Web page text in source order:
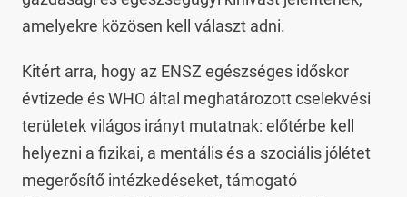
amelyekre közösen kell választ adni.
Kitért arra, hogy az ENSZ egészséges időskor
évtizede és WHO által meghatározott cselekvési
területek világos irányt mutatnak: előtérbe kell
helyezni a fizikai, a mentális és a szociális jólétet
megerősítő intézkedéseket, támogató